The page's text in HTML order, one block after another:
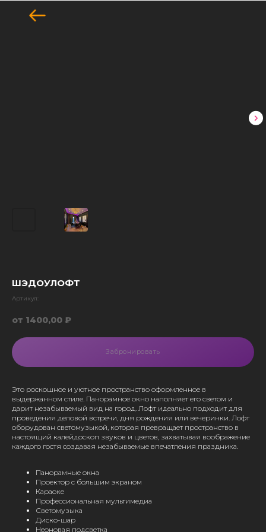
ШЭДОУЛОФТ
Артикул:
1400,00 ₽
Забронировать
Это роскошное и уютное пространство оформленное в
выдержанном стиле. Панорамное окно наполняет его светом и
дарит незабываемый вид на город. Лофт идеально подходит для
проведения деловой встречи, дня рождения или вечеринки. Лофт
оборудован светомузыкой, которая превращает пространство в
настоящий калейдоскоп звуков и цветов, захватывая воображение
каждого гостя создавая незабываемые впечатления праздника.
Панорамные окна
Проектор с большим экраном
Караоке
Профессиональная мультимедиа
Светомузыка
Диско-шар
Неоновая подсветка